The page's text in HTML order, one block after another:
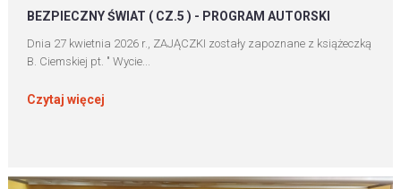
BEZPIECZNY ŚWIAT ( CZ.5 ) - PROGRAM AUTORSKI
Dnia 27 kwietnia 2026 r., ZAJĄCZKI zostały zapoznane z książeczką
B. Ciemskiej pt. " Wycie...
Czytaj więcej